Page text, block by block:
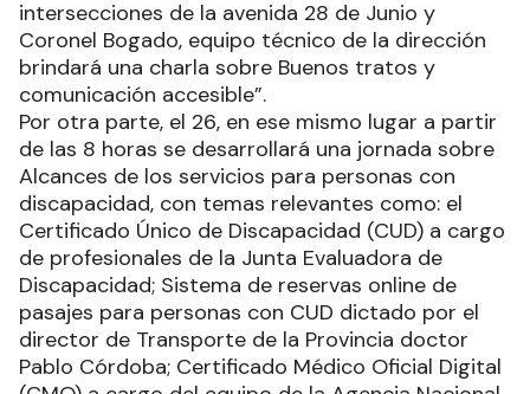
intersecciones de la avenida 28 de Junio y
Coronel Bogado, equipo técnico de la dirección
brindará una charla sobre Buenos tratos y
comunicación accesible”.
Por otra parte, el 26, en ese mismo lugar a partir
de las 8 horas se desarrollará una jornada sobre
Alcances de los servicios para personas con
discapacidad, con temas relevantes como: el
Certificado Único de Discapacidad (CUD) a cargo
de profesionales de la Junta Evaluadora de
Discapacidad; Sistema de reservas online de
pasajes para personas con CUD dictado por el
director de Transporte de la Provincia doctor
Pablo Córdoba; Certificado Médico Oficial Digital